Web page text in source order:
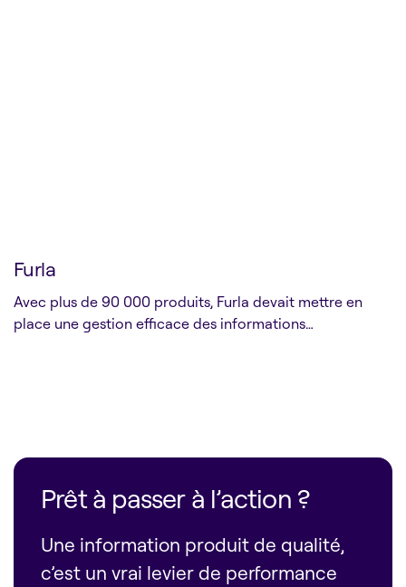
Furla
Avec plus de 90 000 produits, Furla devait mettre en
place une gestion efficace des informations…
Prêt à passer à l’action ?
Une information produit de qualité,
c’est un vrai levier de performance